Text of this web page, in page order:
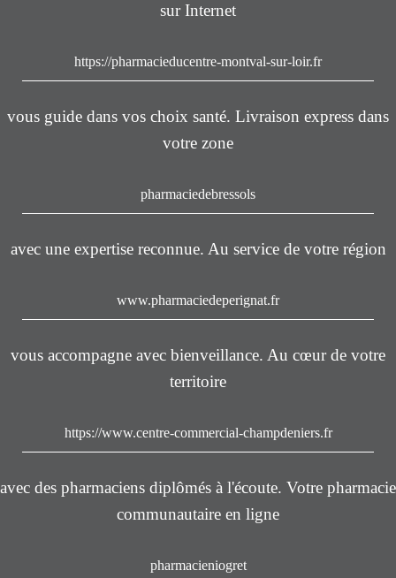
sur Internet
https://pharmacieducentre-montval-sur-loir.fr
vous guide dans vos choix santé. Livraison express dans
votre zone
pharmaciedebressols
avec une expertise reconnue. Au service de votre région
www.pharmaciedeperignat.fr
vous accompagne avec bienveillance. Au cœur de votre
territoire
https://www.centre-commercial-champdeniers.fr
avec des pharmaciens diplômés à l'écoute. Votre pharmacie
communautaire en ligne
pharmacieniogret